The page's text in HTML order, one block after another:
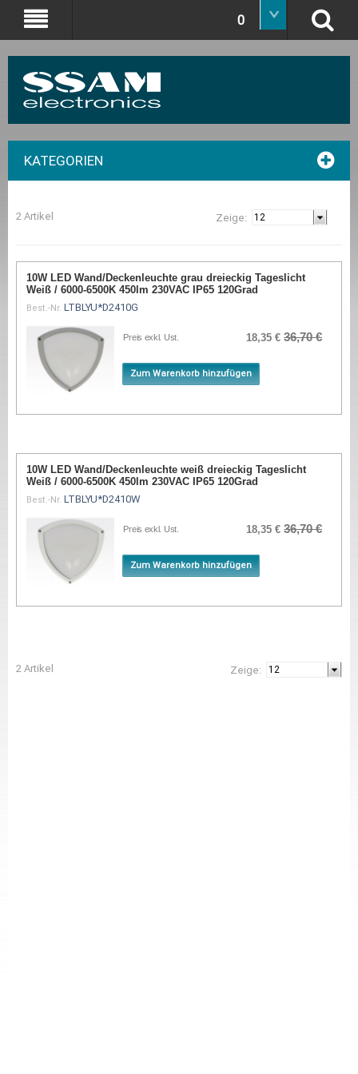
0
KATEGORIEN
2 Artikel Zeige:
10W LED Wand/Deckenleuchte grau dreieckig Tageslicht
Weiß / 6000-6500K 450lm 230VAC IP65 120Grad
Best.-Nr. LTBLYU*D2410G
Preis exkl. Ust. 18,35 € 36,70 €
Zum Warenkorb hinzufügen
10W LED Wand/Deckenleuchte weiß dreieckig Tageslicht
Weiß / 6000-6500K 450lm 230VAC IP65 120Grad
Best.-Nr. LTBLYU*D2410W
Preis exkl. Ust. 18,35 € 36,70 €
Zum Warenkorb hinzufügen
2 Artikel Zeige: